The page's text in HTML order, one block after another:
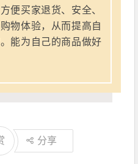
便买家退货、安全、
物体验，从而提高自
能为自己的商品做好
分享